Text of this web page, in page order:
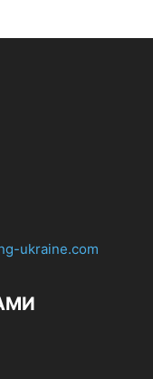
ukraine.com